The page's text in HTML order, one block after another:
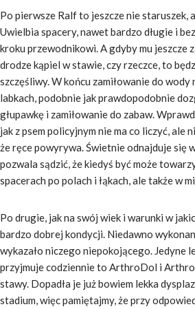
Po pierwsze Ralf to jeszcze nie staruszek,
Uwielbia spacery, nawet bardzo długie i
kroku przewodnikowi. A gdyby mu jeszcze
drodze kąpiel w stawie, czy rzeczce, to
szczęśliwy. W końcu zamiłowanie do wody
labkach, podobnie jak prawdopodobnie
głupawkę i zamiłowanie do zabaw.
jak z psem policyjnym nie ma co liczyć, ale
że ręce powyrywa. Świetnie odnajduje się
pozwala sądzić, że kiedyś być może
spacerach po polach i łąkach, ale także w
Po drugie, jak na swój wiek i warunki w
bardzo dobrej kondycji. Niedawno
wykazało niczego niepokojącego. Jedyne
przyjmuje codziennie to ArthroDol i
stawy. Dopadła je już bowiem lekka
stadium, więc pamiętajmy, że przy